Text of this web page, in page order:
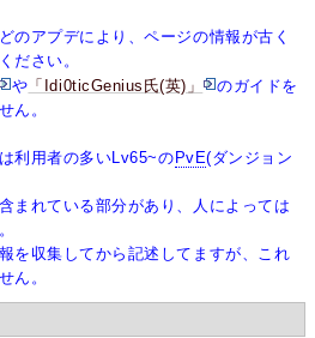
のアプデにより、ページの情報が古く
ださい。
や 「Idi0ticGenius氏(英)」
のガイドを
ん。
利用者の多いLv65~の PvE(ダンジョン
まれている部分があり、人によっては
を収集してから記述してますが、これ
ん。